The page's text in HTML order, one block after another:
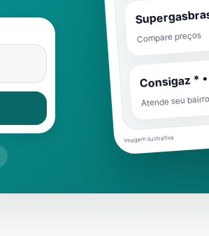
Compare preços
Consigaz *
Atende seu
Imagem ilustrativa